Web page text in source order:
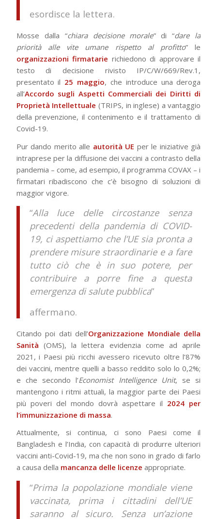
esordisce la lettera.
Mosse dalla “chiara decisione morale” di “dare la
priorità alle vite umane rispetto al profitto” le
organizzazioni firmatarie richiedono di approvare il
testo di decisione rivisto IP/C/W/669/Rev.1,
presentato il 25 maggio, che introduce una deroga
all’Accordo sugli Aspetti Commerciali dei Diritti di
Proprietà Intellettuale (TRIPS, in inglese) a vantaggio
della prevenzione, il contenimento e il trattamento di
Covid-19.
Pur dando merito alle autorità UE per le iniziative già
intraprese per la diffusione dei vaccini a contrasto della
pandemia – come, ad esempio, il programma COVAX – i
firmatari ribadiscono che c’è bisogno di soluzioni di
maggior vigore.
“Alla luce delle circostanze senza
precedenti della pandemia di COVID-
19, ci aspettiamo che l’UE sia pronta a
prendere misure straordinarie e a fare
tutto ciò che è in suo potere, per
contribuire a porre fine a questa
emergenza di salute pubblica”
affermano.
Citando poi dati dell’Organizzazione Mondiale della
Sanità (OMS), la lettera evidenzia come ad aprile
2021, i Paesi più ricchi avessero ricevuto oltre l’87%
dei vaccini, mentre quelli a basso reddito solo lo 0,2%;
e che secondo l’Economist Intelligence Unit, se si
mantengono i ritmi attuali, la maggior parte dei Paesi
più poveri del mondo dovrà aspettare il 2024 per
l’immunizzazione di massa.
Attualmente, si continua, ci sono Paesi come il
Bangladesh e l’India, con capacità di produrre ulteriori
vaccini anti-Covid-19, ma che non sono in grado di farlo
a causa della mancanza delle licenze appropriate.
“Prima la popolazione mondiale viene
vaccinata, prima i cittadini dell’UE
saranno al sicuro. Senza un’azione